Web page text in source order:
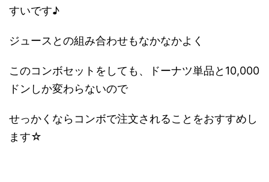
すいです♪
ジュースとの組み合わせもなかなかよく
このコンボセットをしても、ドーナツ単品と10,000
ドンしか変わらないので
せっかくならコンボで注文されることをおすすめし
ます☆